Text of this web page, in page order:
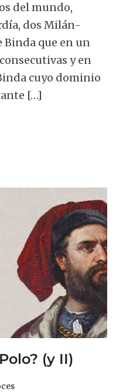
del mundo,
dos Milán-
Binda que en un
y en
cuyo dominio
[…]
(y II)